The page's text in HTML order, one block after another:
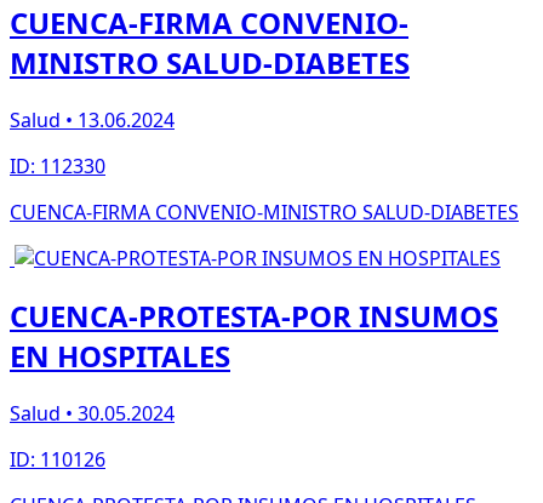
CUENCA-FIRMA CONVENIO-
MINISTRO SALUD-DIABETES
Salud • 13.06.2024
ID: 112330
CUENCA-FIRMA CONVENIO-MINISTRO SALUD-DIABETES
CUENCA-PROTESTA-POR INSUMOS
EN HOSPITALES
Salud • 30.05.2024
ID: 110126